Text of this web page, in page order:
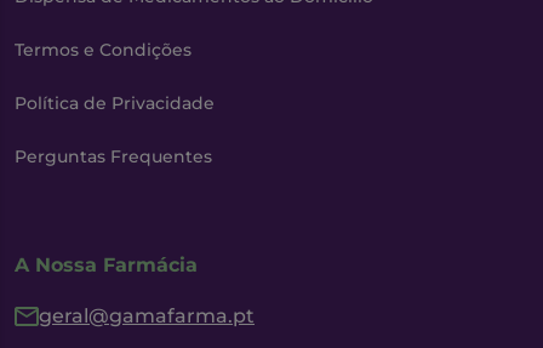
Termos e Condições
Política de Privacidade
Perguntas Frequentes
A Nossa Farmácia
geral@gamafarma.pt